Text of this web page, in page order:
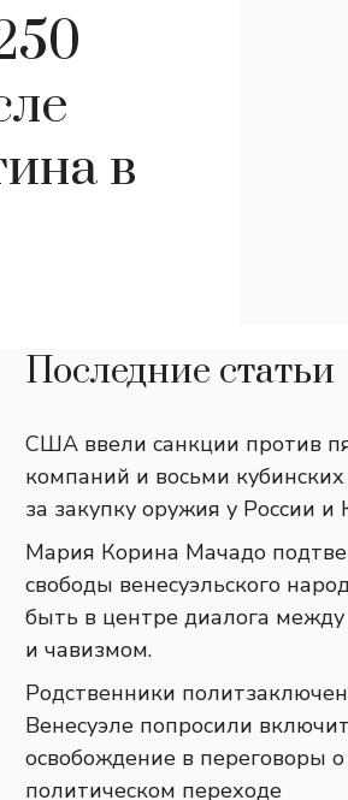
в
Последние статьи
США ввели санкции против
компаний и восьми
за закупку оружия у России и
Мария Корина Мачадо
свободы венесуэльского
быть в центре диалога
и чавизмом.
Родственники
Венесуэле попросили
освобождение в переговоры о
политическом переходе